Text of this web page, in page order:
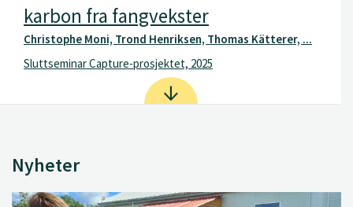
karbon fra fangvekster
Christophe Moni, Trond Henriksen, Thomas Kätterer, ...
Sluttseminar Capture-prosjektet, 2025
Nyheter